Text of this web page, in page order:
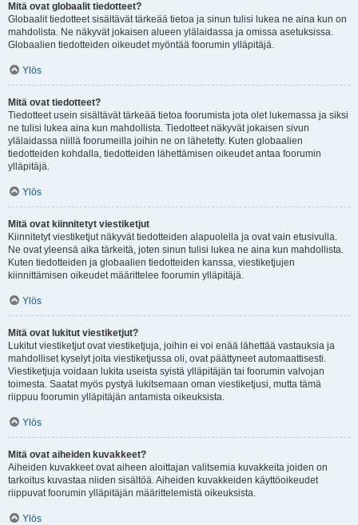
Mitä ovat globaalit tiedotteet?
Globaalit tiedotteet sisältävät tärkeää tietoa ja sinun tulisi lukea ne aina kun on
mahdolista. Ne näkyvät jokaisen alueen ylälaidassa ja omissa asetuksissa.
Globaalien tiedotteiden oikeudet myöntää foorumin ylläpitäjä.
Ylös
Mitä ovat tiedotteet?
Tiedotteet usein sisältävät tärkeää tietoa foorumista jota olet lukemassa ja siksi
ne tulisi lukea aina kun mahdollista. Tiedotteet näkyvät jokaisen sivun
ylälaidassa niillä foorumeilla joihin ne on lähetetty. Kuten globaalien
tiedotteiden kohdalla, tiedotteiden lähettämisen oikeudet antaa foorumin
ylläpitäjä.
Ylös
Mitä ovat kiinnitetyt viestiketjut
Kiinnitetyt viestiketjut näkyvät tiedotteiden alapuolella ja ovat vain etusivulla.
Ne ovat yleensä aika tärkeitä, joten sinun tulisi lukea ne aina kun mahdollista.
Kuten tiedotteiden ja globaalien tiedotteiden kanssa, viestiketjujen
kiinnittämisen oikeudet määrittelee foorumin ylläpitäjä.
Ylös
Mitä ovat lukitut viestiketjut?
Lukitut viestiketjut ovat viestiketjuja, joihin ei voi enää lähettää vastauksia ja
mahdolliset kyselyt joita viestiketjussa oli, ovat päättyneet automaattisesti.
Viestiketjuja voidaan lukita useista syistä ylläpitäjän tai foorumin valvojan
toimesta. Saatat myös pystyä lukitsemaan oman viestiketjusi, mutta tämä
riippuu foorumin ylläpitäjän antamista oikeuksista.
Ylös
Mitä ovat aiheiden kuvakkeet?
Aiheiden kuvakkeet ovat aiheen aloittajan valitsemia kuvakkeita joiden on
tarkoitus kuvastaa niiden sisältöä. Aiheiden kuvakkeiden käyttöoikeudet
riippuvat foorumin ylläpitäjän määrittelemistä oikeuksista.
Ylös